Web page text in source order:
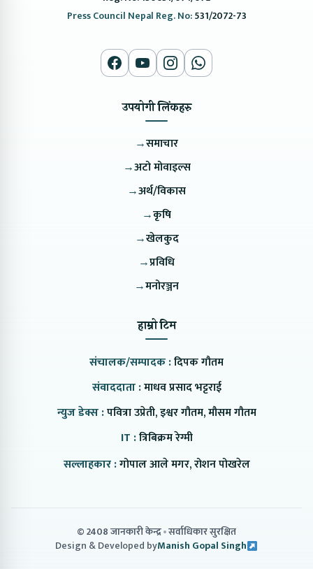
Press Council Nepal Reg. No:531/2072-73
उपयोगी लिंकहरु
→समाचार
→अटो मोवाइल्स
→अर्थ/विकास
→कृषि
→खेलकुद
→प्रविधि
→मनोरञ्जन
हाम्रो टिम
संचालक/सम्पादक :दिपक गौतम
संवाददाता :माधव प्रसाद भट्टराई
न्युज डेक्स :पवित्रा उप्रेती, इश्वर गौतम, मौसम गौतम
IT :त्रिबिक्रम रेग्मी
सल्लाहकार :गोपाल आले मगर, रोशन पोखरेल
© 2408 जानकारी केन्द्र सर्वाधिकार सुरक्षित
Design & Developed byManish Gopal Singh